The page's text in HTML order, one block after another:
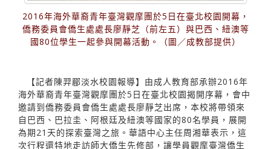
2016年海外華裔青年臺灣觀摩團於5日在臺北校園開幕，
僑務委員會僑生處處長廖靜芝（前左五）與巴西、紐澳等
國80位學生一起參與開幕活動。（圖／成教部提供）
【記者陳羿郿淡水校園報導】由成人教育部承辦2016年
海外華裔青年臺灣觀摩團於5日在臺北校園揭開序幕，會中
邀請到僑務委員會僑生處處長廖靜芝出席，本校將帶領來
自巴西、巴拉圭、阿根廷及紐澳等國家的80名學員，展開
為期21天的探索臺灣之旅。華語中心主任周湘華表示，這
次行程還特地走訪師大僑生先修部，讓學員觀摩臺灣僑生